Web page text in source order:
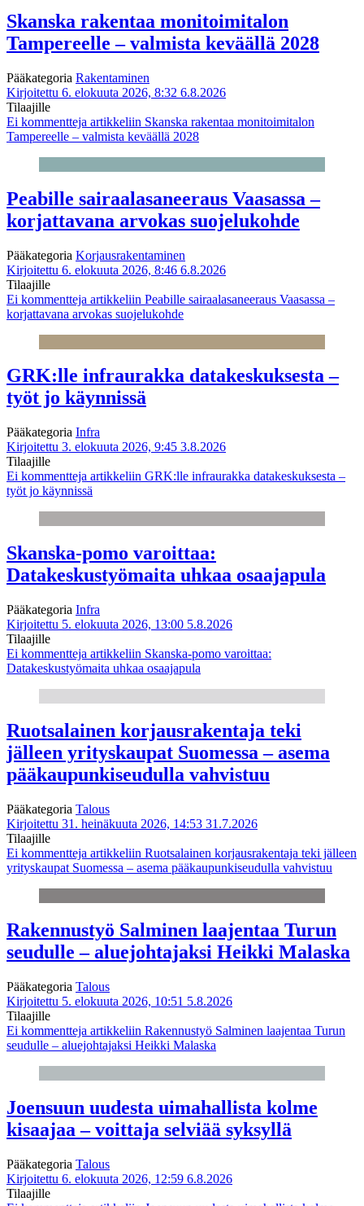
Skanska rakentaa monitoimitalon
Tampereelle – valmista keväällä 2028
Pääkategoria Rakentaminen
Kirjoitettu 6. elokuuta 2026, 8:32 6.8.2026
Tilaajille
Ei kommentteja artikkeliin Skanska rakentaa monitoimitalon
Tampereelle – valmista keväällä 2028
Peabille sairaalasaneeraus Vaasassa –
korjattavana arvokas suojelukohde
Pääkategoria Korjausrakentaminen
Kirjoitettu 6. elokuuta 2026, 8:46 6.8.2026
Tilaajille
Ei kommentteja artikkeliin Peabille sairaalasaneeraus Vaasassa –
korjattavana arvokas suojelukohde
GRK:lle infraurakka datakeskuksesta –
työt jo käynnissä
Pääkategoria Infra
Kirjoitettu 3. elokuuta 2026, 9:45 3.8.2026
Tilaajille
Ei kommentteja artikkeliin GRK:lle infraurakka datakeskuksesta –
työt jo käynnissä
Skanska-pomo varoittaa:
Datakeskustyömaita uhkaa osaajapula
Pääkategoria Infra
Kirjoitettu 5. elokuuta 2026, 13:00 5.8.2026
Tilaajille
Ei kommentteja artikkeliin Skanska-pomo varoittaa:
Datakeskustyömaita uhkaa osaajapula
Ruotsalainen korjausrakentaja teki
jälleen yrityskaupat Suomessa – asema
pääkaupunkiseudulla vahvistuu
Pääkategoria Talous
Kirjoitettu 31. heinäkuuta 2026, 14:53 31.7.2026
Tilaajille
Ei kommentteja artikkeliin Ruotsalainen korjausrakentaja teki jälleen
yrityskaupat Suomessa – asema pääkaupunkiseudulla vahvistuu
Rakennustyö Salminen laajentaa Turun
seudulle – aluejohtajaksi Heikki Malaska
Pääkategoria Talous
Kirjoitettu 5. elokuuta 2026, 10:51 5.8.2026
Tilaajille
Ei kommentteja artikkeliin Rakennustyö Salminen laajentaa Turun
seudulle – aluejohtajaksi Heikki Malaska
Joensuun uudesta uimahallista kolme
kisaajaa – voittaja selviää syksyllä
Pääkategoria Talous
Kirjoitettu 6. elokuuta 2026, 12:59 6.8.2026
Tilaajille